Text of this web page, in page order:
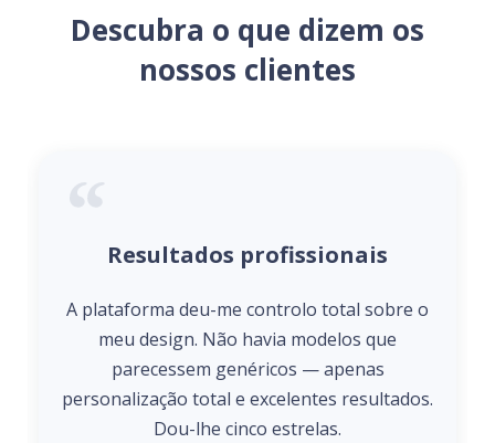
Descubra o que dizem os
nossos clientes
Resultados profissionais
A plataforma deu-me controlo total sobre o
meu design. Não havia modelos que
parecessem genéricos — apenas
personalização total e excelentes resultados.
Dou-lhe cinco estrelas.